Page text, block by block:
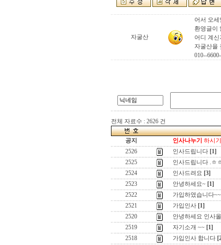
자굴산
어서 오세
환영글이
어디 계
자굴산을
010--
전체 자료수 : 2626 건
공지 인사나누기 하시
2526
인사드립니다 [1]
2525
인사드립니다 .ㅎ
2524
인사드려요 [3]
2523
안녕하세요~ [1]
2522
가입하였습니다
2521
가입인사 [1]
2520
안녕하세요 인사
2519
자기소개 ~~ [1]
2518
가입인사 합니다